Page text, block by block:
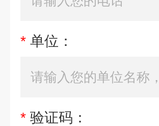
* 单位：
* 验证码：